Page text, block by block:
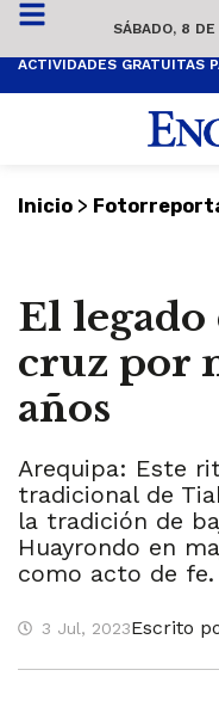
SÁBADO, 8
Inicio >
El legado
cruz por
años
Arequipa: Este
tradicional de
la tradición de
Huayrondo en
como acto de fe.
3 Jul, 2023Escrito